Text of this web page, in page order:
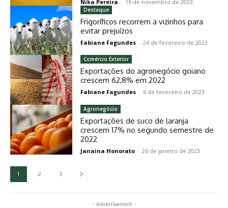
- Advertisement -
Nika Pereira - 16 de novembro de 2023
Destaque
Frigoríficos recorrem a vizinhos para
evitar prejuízos
Fabiane Fagundes - 24 de fevereiro de 2023
Comércio Exterior
Exportações do agronegócio goiano
crescem 62,8% em 2022
Fabiane Fagundes - 6 de fevereiro de 2023
Agronegócio
Exportações de suco de laranja
crescem 17% no segundo semestre de
2022
Janaina Honorato - 26 de janeiro de 2023
1 2 3